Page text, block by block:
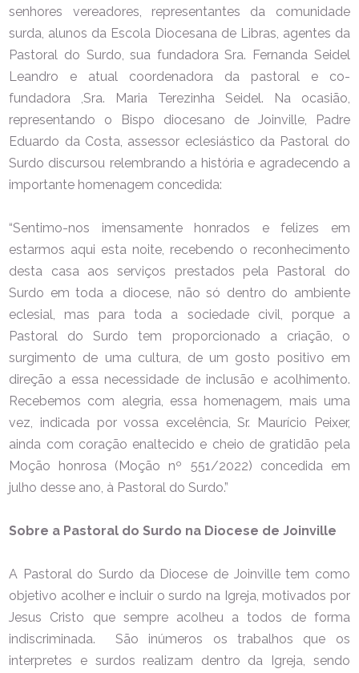
senhores vereadores, representantes da comunidade
surda, alunos da Escola Diocesana de Libras, agentes da
Pastoral do Surdo, sua fundadora Sra. Fernanda Seidel
Leandro e atual coordenadora da pastoral e co-
fundadora ,Sra. Maria Terezinha Seidel.
Na ocasião,
representando o Bispo diocesano de Joinville, Padre
Eduardo da Costa, assessor eclesiástico da Pastoral do
Surdo discursou relembrando a história e agradecendo a
importante homenagem concedida:
“Sentimo-nos imensamente honrados e felizes em
estarmos aqui esta noite, recebendo o reconhecimento
desta casa aos serviços prestados pela Pastoral do
Surdo em toda a diocese, não só dentro do ambiente
eclesial, mas para toda a sociedade civil, porque a
Pastoral do Surdo tem proporcionado a criação, o
surgimento de uma cultura, de um gosto positivo em
direção a essa necessidade de inclusão e acolhimento.
Recebemos com alegria, essa homenagem, mais uma
vez, indicada por vossa excelência, Sr. Maurício Peixer,
ainda com coração enaltecido e cheio de gratidão pela
Moção honrosa (Moção nº 551/2022) concedida em
julho desse ano, à Pastoral do Surdo.”
Sobre a Pastoral do Surdo na Diocese de Joinville
A Pastoral do Surdo da Diocese de Joinville tem como
objetivo acolher e incluir o surdo na Igreja, motivados por
Jesus Cristo que sempre acolheu a todos de forma
indiscriminada. São inúmeros os trabalhos que os
interpretes e surdos realizam dentro da Igreja, sendo